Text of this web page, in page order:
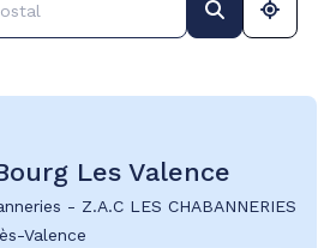
Les Valence
- Z.A.C LES CHABANNERIES
Valence